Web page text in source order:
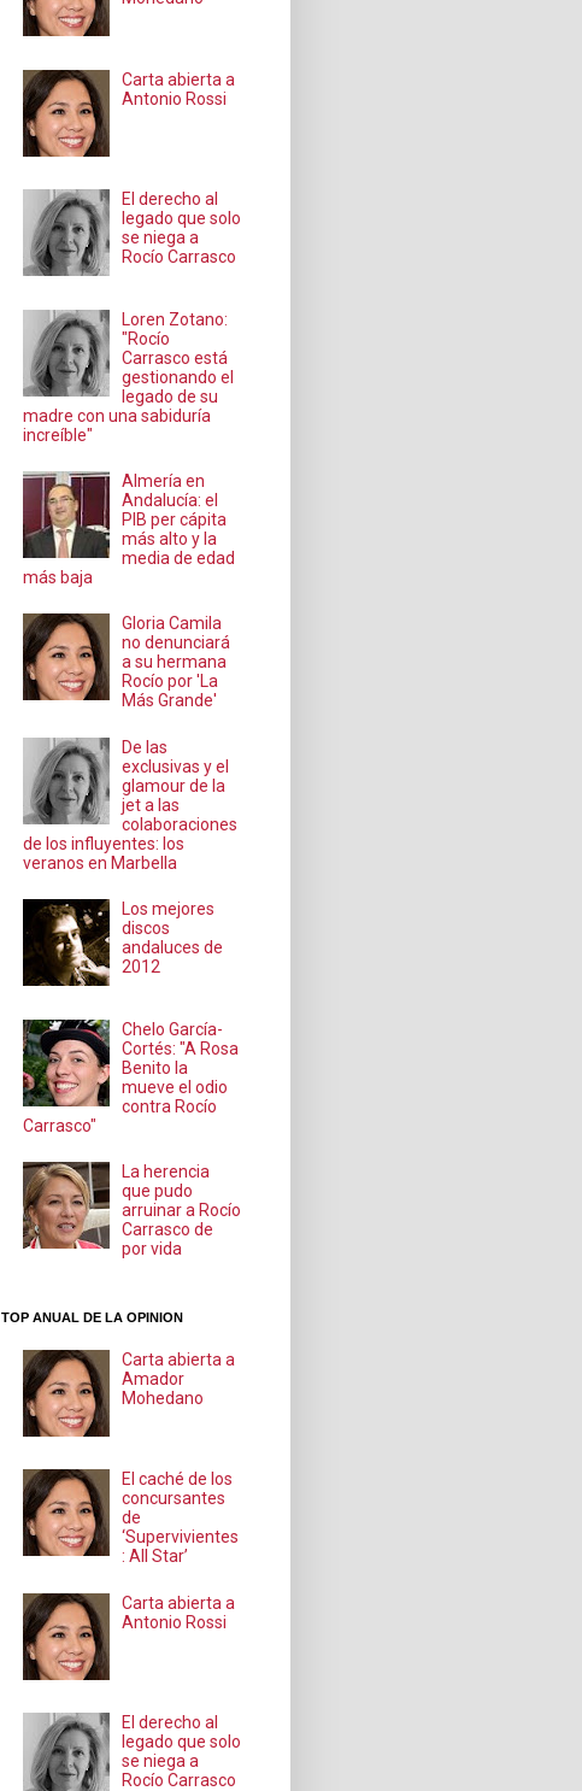
Carta abierta a
Antonio Rossi
El derecho al
legado que solo
se niega a
Rocío Carrasco
Loren Zotano:
"Rocío
Carrasco está
gestionando el
legado de su
madre con una sabiduría
increíble"
Almería en
Andalucía: el
PIB per cápita
más alto y la
media de edad
más baja
Gloria Camila
no denunciará
a su hermana
Rocío por 'La
Más Grande'
De las
exclusivas y el
glamour de la
jet a las
colaboraciones
de los influyentes: los
veranos en Marbella
Los mejores
discos
andaluces de
2012
Chelo García-
Cortés: "A Rosa
Benito la
mueve el odio
contra Rocío
Carrasco"
La herencia
que pudo
arruinar a Rocío
Carrasco de
por vida
TOP ANUAL DE LA OPINION
Carta abierta a
Amador
Mohedano
El caché de los
concursantes
de
‘Supervivientes
: All Star’
Carta abierta a
Antonio Rossi
El derecho al
legado que solo
se niega a
Rocío Carrasco